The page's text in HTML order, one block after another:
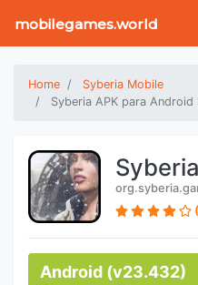
mobilegames.world
Home
Syberia Mobile
Syberia APK para
Android (v23.432)